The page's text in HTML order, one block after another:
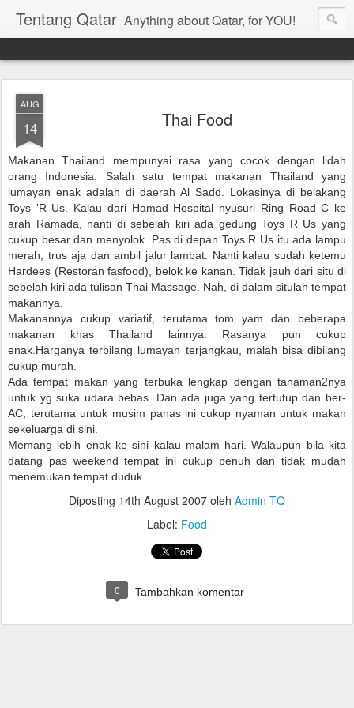
Tentang Qatar Anything about Qatar, for YOU!
AUG
14 Thai Food
Makanan Thailand mempunyai rasa yang cocok dengan lidah
orang Indonesia. Salah satu tempat makanan Thailand yang
lumayan enak adalah di daerah Al Sadd. Lokasinya di belakang
Toys 'R Us. Kalau dari Hamad Hospital nyusuri Ring Road C ke
arah Ramada, nanti di sebelah kiri ada gedung Toys R Us yang
cukup besar dan menyolok. Pas di depan Toys R Us itu ada lampu
merah, trus aja dan ambil jalur lambat. Nanti kalau sudah ketemu
Hardees (Restoran fasfood), belok ke kanan. Tidak jauh dari situ di
sebelah kiri ada tulisan Thai Massage. Nah, di dalam situlah tempat
makannya.
Makanannya cukup variatif, terutama tom yam dan beberapa
makanan khas Thailand lainnya. Rasanya pun cukup
enak.Harganya terbilang lumayan terjangkau, malah bisa dibilang
cukup murah.
Ada tempat makan yang terbuka lengkap dengan tanaman2nya
untuk yg suka udara bebas. Dan ada juga yang tertutup dan ber-
AC, terutama untuk musim panas ini cukup nyaman untuk makan
sekeluarga di sini.
Memang lebih enak ke sini kalau malam hari. Walaupun bila kita
datang pas weekend tempat ini cukup penuh dan tidak mudah
menemukan tempat duduk.
Diposting 14th August 2007 oleh Admin TQ
Label: Food
0 Tambahkan komentar